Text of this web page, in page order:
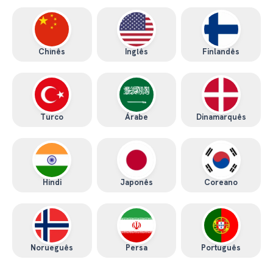
Chinês Inglês Finlandês
Turco Árabe Dinamarquês
Hindi Japonês Coreano
Norueguês Persa Português